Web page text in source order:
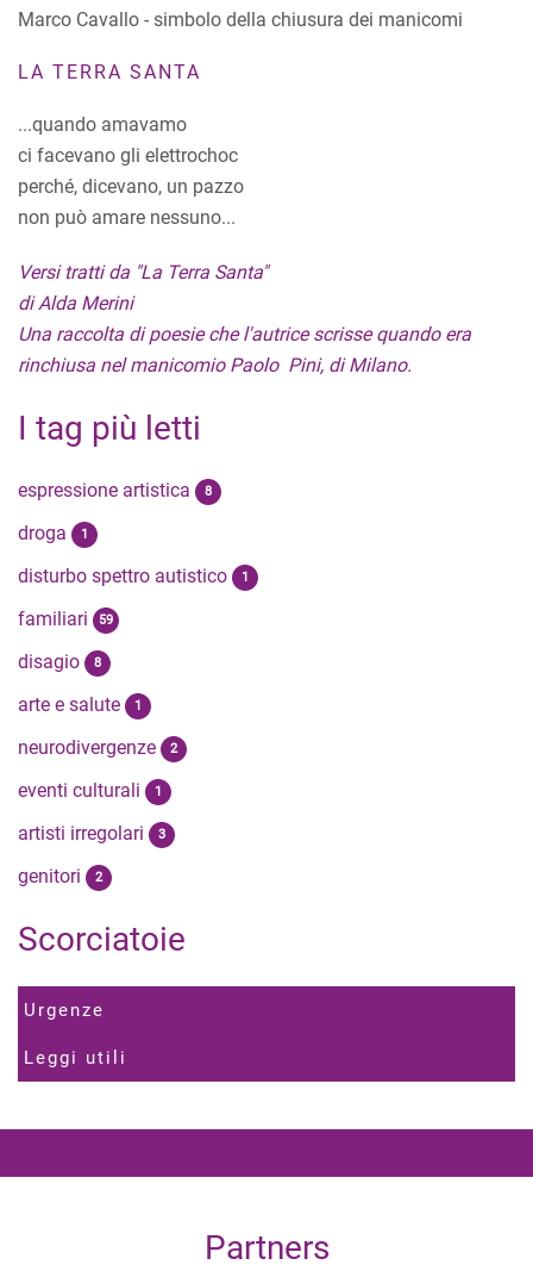
Marco Cavallo - simbolo della chiusura dei manicomi
LA TERRA SANTA
...quando amavamo
ci facevano gli elettrochoc
perché, dicevano, un pazzo
non può amare nessuno...
Versi tratti da "La Terra Santa"
di Alda Merini
Una raccolta di poesie che l'autrice scrisse quando era
rinchiusa nel manicomio Paolo Pini, di Milano.
I tag più letti
espressione artistica 8
droga 1
disturbo spettro autistico 1
familiari 59
disagio 8
arte e salute 1
neurodivergenze 2
eventi culturali 1
artisti irregolari 3
genitori 2
Scorciatoie
Urgenze
Leggi utili
Partners